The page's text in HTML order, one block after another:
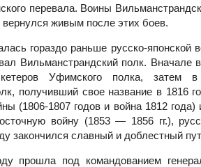
перевала. Воины
вернулся живым после этих боев.
гораздо раньше русско-японской
Вильманстрандский полк. Вначале
Уфимского полка, затем
получивший свое название в 1816
(1806-1807 годов и война 1812
войну (1853 — 1856 гг.),
закончился славный и доблестный
прошла под командованием